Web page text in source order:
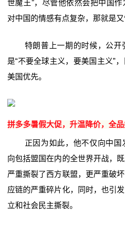
世魔王”，尽管他依然会把中国
对中国的情感有点复杂，那就是又
特朗普上一期的时候，公
是“不要全球主义，要美国主义”
美国优先。
拼多多暑假大促，升温降价，全
正因为如此，他不仅向中
向包括盟国在内的全世界开战，
严重撕裂了西方联盟，更严重破
应链的严重碎片化，同时，也引
立和社会民主撕裂。